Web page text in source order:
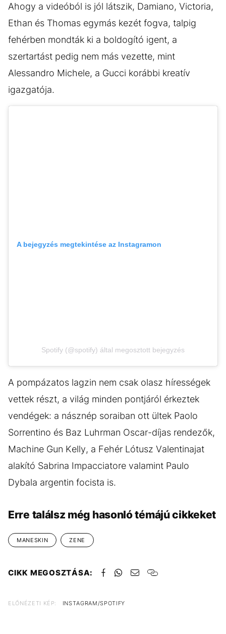
Ahogy a videóból is jól látszik, Damiano, Victoria,
Ethan és Thomas egymás kezét fogva, talpig
fehérben mondták ki a boldogító igent, a
szertartást pedig nem más vezette, mint
Alessandro Michele, a Gucci korábbi kreatív
igazgatója.
A bejegyzés megtekintése az Instagramon
Spotify (@spotify) által megosztott bejegyzés
A pompázatos lagzin nem csak olasz hírességek
vettek részt, a világ minden pontjáról érkeztek
vendégek: a násznép soraiban ott ültek Paolo
Sorrentino és Baz Luhrman Oscar-díjas rendezők,
Machine Gun Kelly, a Fehér Lótusz Valentinajat
alakító Sabrina Impacciatore valamint Paulo
Dybala argentin focista is.
Erre találsz még hasonló témájú cikkeket
MANESKIN ZENE
CIKK MEGOSZTÁSA:
ELŐNÉZETI KÉP: INSTAGRAM/SPOTIFY